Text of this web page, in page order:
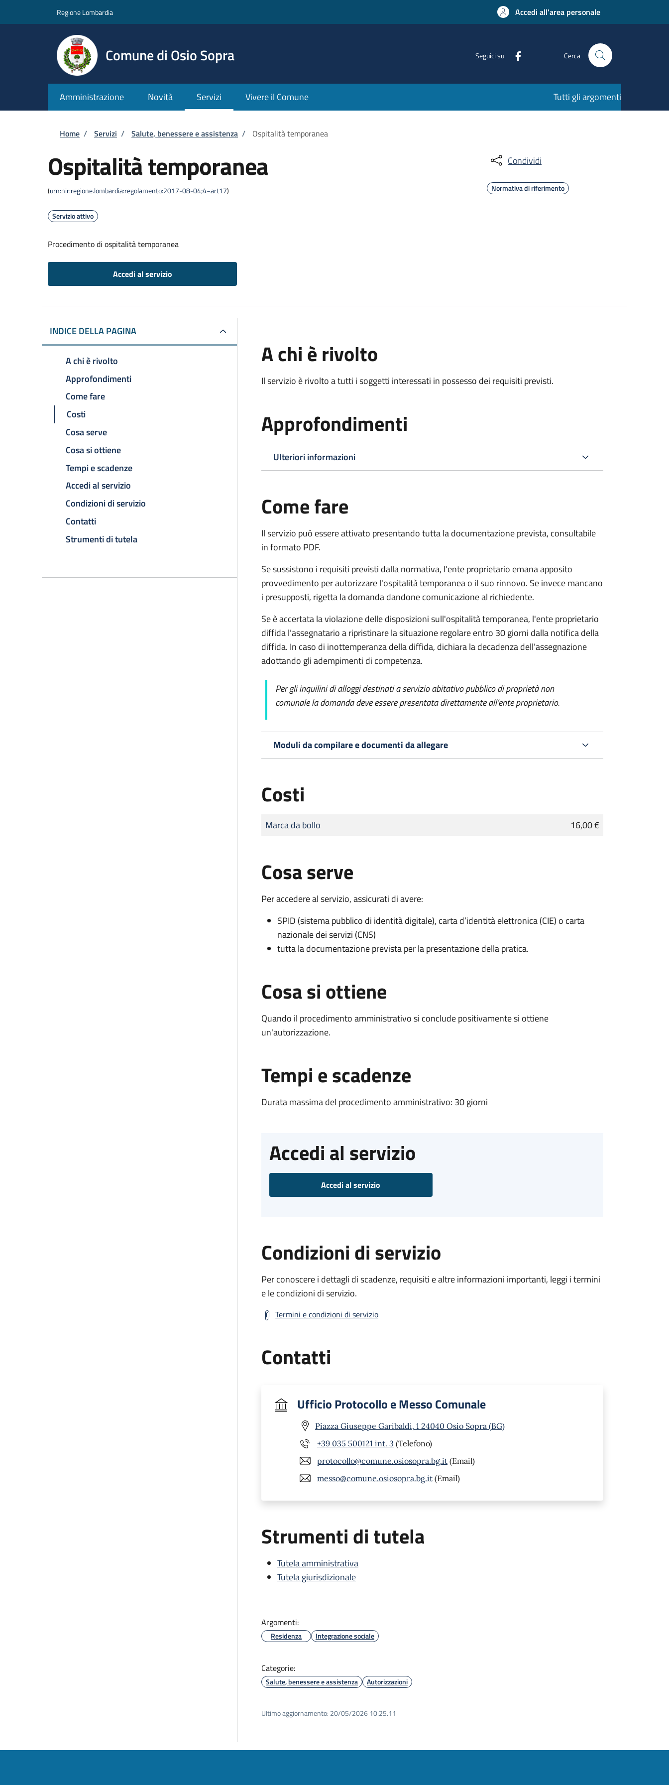
Regione Lombardia Accedi all'area personale
Comune di Osio Sopra Seguici su Cerca
Amministrazione Novità Servizi Vivere il Comune Tutti gli argomenti
Briciole di pane
Home / Servizi / Salute, benessere e assistenza / Ospitalità temporanea
Ospitalità temporanea
(urn:nir:regione.lombardia:regolamento:2017-08-04;4~art17)
Servizio attivo
Procedimento di ospitalità temporanea
Accedi al servizio
Condividi
Normativa di riferimento
INDICE DELLA PAGINA
A chi è rivolto
Approfondimenti
Come fare
Costi
Cosa serve
Cosa si ottiene
Tempi e scadenze
Accedi al servizio
Condizioni di servizio
Contatti
Strumenti di tutela
A chi è rivolto
Il servizio è rivolto a tutti i soggetti interessati in possesso dei requisiti previsti.
Approfondimenti
Ulteriori informazioni
Come fare
Il servizio può essere attivato presentando tutta la documentazione prevista, consultabile
in formato PDF.
Se sussistono i requisiti previsti dalla normativa, l'ente proprietario emana apposito
provvedimento per autorizzare l'ospitalità temporanea o il suo rinnovo. Se invece mancano
i presupposti, rigetta la domanda dandone comunicazione al richiedente.
Se è accertata la violazione delle disposizioni sull'ospitalità temporanea, l'ente proprietario
diffida l’assegnatario a ripristinare la situazione regolare entro 30 giorni dalla notifica della
diffida. In caso di inottemperanza della diffida, dichiara la decadenza dell’assegnazione
adottando gli adempimenti di competenza.
Per gli inquilini di alloggi destinati a servizio abitativo pubblicodi proprietà non
comunale la domanda deve essere presentata direttamente all’ente proprietario.
Moduli da compilare e documenti da allegare
Costi
Tipo di pagamento
Importo
Marca da bollo 16,00 €
Cosa serve
Per accedere al servizio, assicurati di avere:
SPID (sistema pubblico di identità digitale), carta d’identità elettronica (CIE) o carta
nazionale dei servizi (CNS)
tutta la documentazione prevista per la presentazione della pratica.
Cosa si ottiene
Quando il procedimento amministrativo si conclude positivamente si ottiene
un'autorizzazione.
Tempi e scadenze
Durata massima del procedimento amministrativo: 30 giorni
Accedi al servizio
Accedi al servizio
Condizioni di servizio
Per conoscere i dettagli di scadenze, requisiti e altre informazioni importanti, leggi i termini
e le condizioni di servizio.
Termini e condizioni di servizio
Contatti
Ufficio Protocollo e Messo Comunale
Piazza Giuseppe Garibaldi, 1 24040 Osio Sopra (BG)
+39 035 500121 int. 3 (Telefono)
protocollo@comune.osiosopra.bg.it (Email)
messo@comune.osiosopra.bg.it (Email)
Strumenti di tutela
Tutela amministrativa
Tutela giurisdizionale
Argomenti:
Residenza Integrazione sociale
Categorie:
Salute, benessere e assistenza Autorizzazioni
Ultimo aggiornamento: 20/05/2026 10:25.11